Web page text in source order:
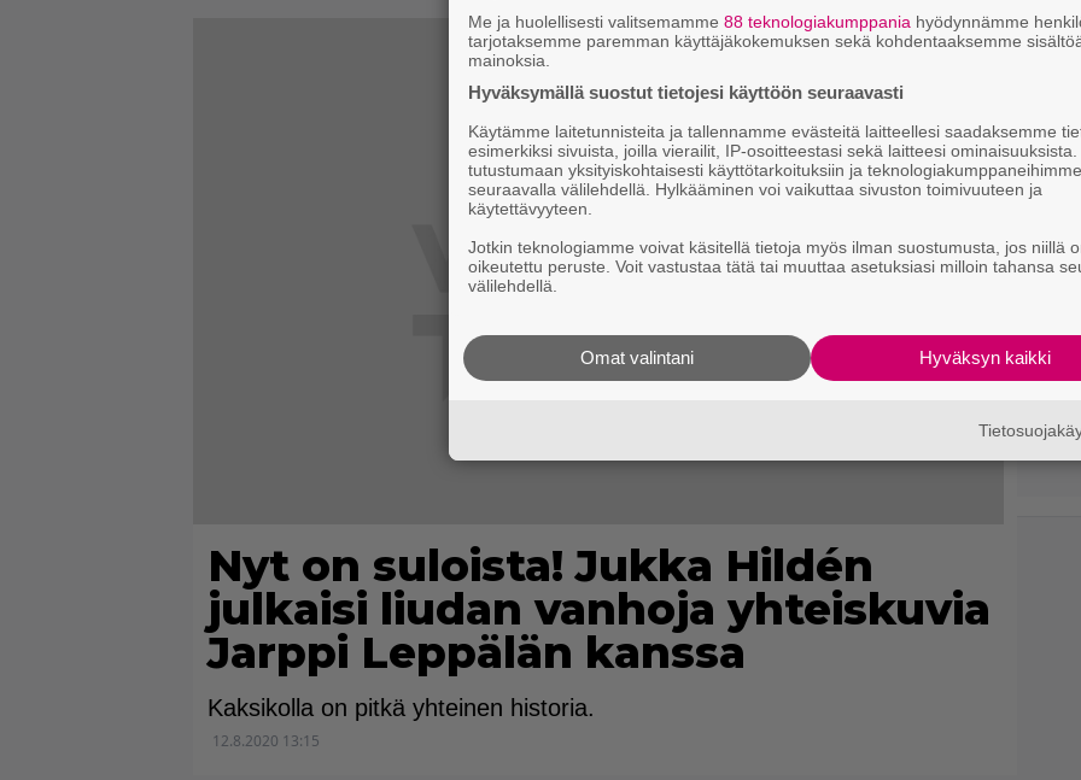
Nyt on suloista! Jukka Hildén
julkaisi liudan vanhoja yhteiskuvia
Jarppi Leppälän kanssa
Kaksikolla on pitkä yhteinen historia.
12.8.2020 13:15
Me ja huolellisesti valitsemamme 88 teknologiakumppania hyödynnämme
tarjotaksemme paremman käyttäjäkokemuksen sekä kohdentaaksemme
mainoksia.
Hyväksymällä suostut tietojesi käyttöön seuraavasti
Käytämme laitetunnisteita ja tallennamme evästeitä laitteellesi saadaksemme
esimerkiksi sivuista, joilla vierailit, IP-osoitteestasi sekä laitteesi
tutustumaan yksityiskohtaisesti käyttötarkoituksiin ja teknologiakumppaneihimme
seuraavalla välilehdellä. Hylkääminen voi vaikuttaa sivuston toimivuuteen ja
käytettävyyteen.
Jotkin teknologiamme voivat käsitellä tietoja myös ilman suostumusta, jos niillä
oikeutettu peruste. Voit vastustaa tätä tai muuttaa asetuksiasi milloin tahansa
välilehdellä.
Hyväksyn kaikki
Omat valintani